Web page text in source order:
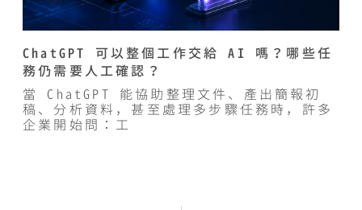
ChatGPT 可以整個工作交給 AI 嗎？哪些任
務仍需要人工確認？
當 ChatGPT 能協助整理文件、產出簡報初
稿、分析資料，甚至處理多步驟任務時，許多
企業開始問：工